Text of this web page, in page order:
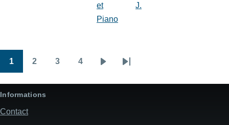
et
Piano
J.
1 2 3 4
Page
Dernière
Informations
Contact